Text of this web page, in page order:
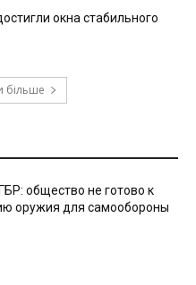
окна стабильного
більше
общество не готово к
оружия для самообороны